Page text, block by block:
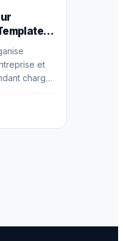
et
chargé
Ce
flexibilité